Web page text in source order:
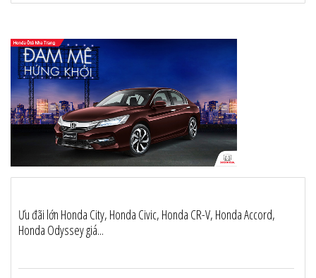
Ưu đãi lớn Honda City, Honda Civic, Honda CR-V, Honda Accord,
Honda Odyssey giá...